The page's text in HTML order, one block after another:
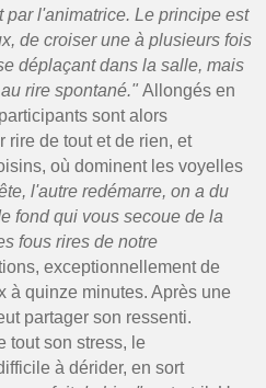
l'animatrice. Le principe est
de croiser une à plusieurs fois
déplaçant dans la salle, mais
rire spontané." Allongés en
sont alors
rire de tout et de rien, et
où dominent les voyelles
l'autre redémarre, on a du
fond qui vous secoue de la
fous rires de notre
exceptionnellement de
à quinze minutes. Après une
partager son ressenti.
tout son stress, le
à dérider, en sort